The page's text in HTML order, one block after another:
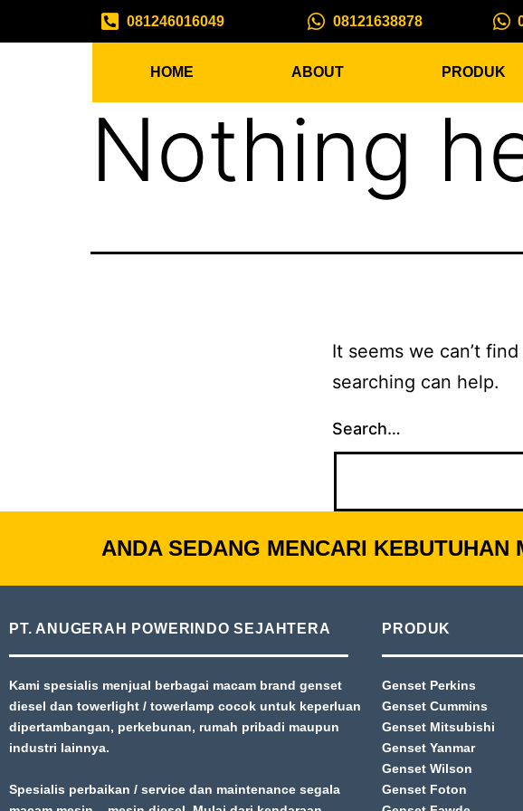
081246016049 08121638878
HOME ABOUT PRODUK
Nothing
It seems we can’t
searching can help.
Search…
ANDA SEDANG MENCARI KEBUTUHAN
PT. ANUGERAH POWERINDO SEJAHTERA
Kami spesialis menjual berbagai macam brand genset
diesel dan towerlight / towerlamp cocok untuk keperluan
dipertambangan, perkebunan, rumah pribadi maupun
industri lainnya.
Spesialis perbaikan / service dan maintenance segala
PRODUK
Genset Perkins
Genset Cummins
Genset Mitsubishi
Genset Yanmar
Genset Wilson
Genset Foton